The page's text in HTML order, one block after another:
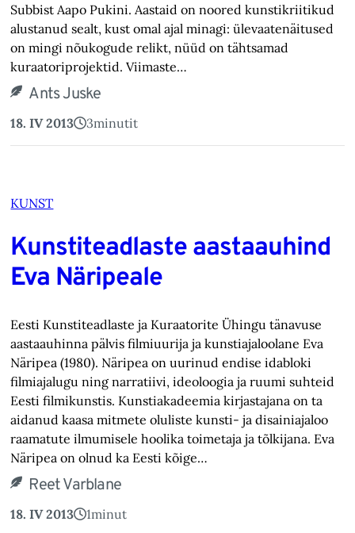
Subbist Aapo Pukini. Aastaid on noored kunstikriitikud
alustanud sealt, kust omal ajal minagi: ülevaatenäitused
on mingi nõukogude relikt, nüüd on tähtsamad
kuraatoriprojektid. Viimaste…
Ants Juske
18. IV 2013 3minutit
KUNST
Kunstiteadlaste aastaauhind
Eva Näripeale
Eesti Kunstiteadlaste ja Kuraatorite Ühingu tänavuse
aastaauhinna pälvis filmiuurija ja kunstiajaloolane Eva
Näripea (1980). Näripea on uurinud endise idabloki
filmiajalugu ning narratiivi, ideoloogia ja ruumi suhteid
Eesti filmikunstis. Kunstiakadeemia kirjastajana on ta
aidanud kaasa mitmete oluliste kunsti- ja disainiajaloo
raamatute ilmumisele hoolika toimetaja ja tõlkijana. Eva
Näripea on olnud ka Eesti kõige…
Reet Varblane
18. IV 2013 1minut